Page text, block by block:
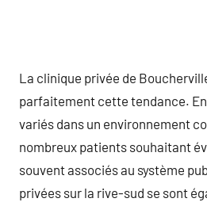
La clinique privée de
parfaitement cette tendance.
variés dans un environnement
nombreux patients souhaitant
souvent associés au système
privées sur la rive-sud se sont